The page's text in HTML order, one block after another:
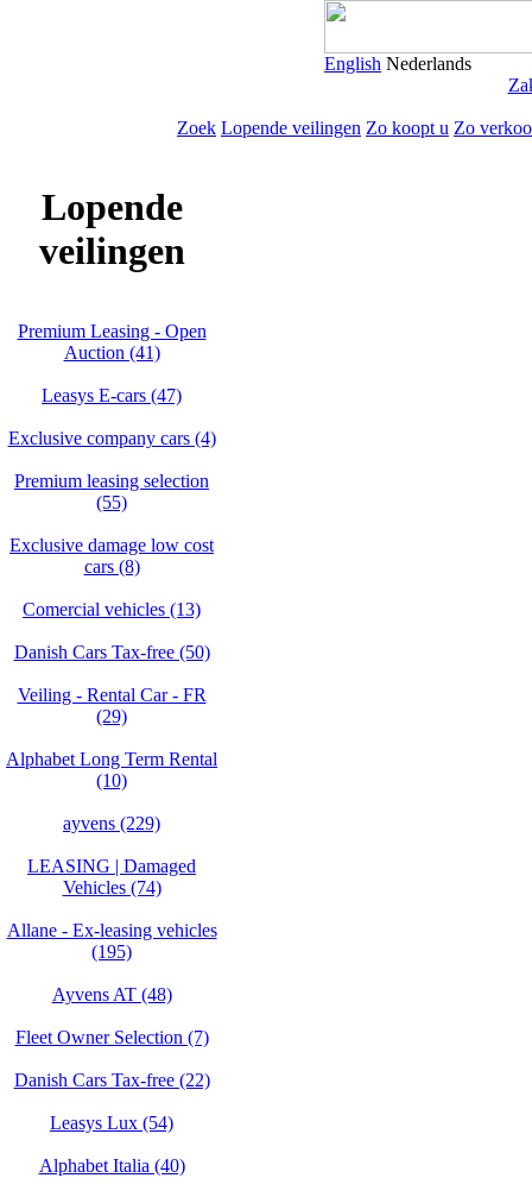
English Nederlands
Zoek Lopende veilingen Zo koopt u Zo
Lopende
veilingen
Premium Leasing - Open
Auction (41)
Leasys E-cars (47)
Exclusive company cars (4)
Premium leasing selection
(55)
Exclusive damage low cost
cars (8)
Comercial vehicles (13)
Danish Cars Tax-free (50)
Veiling - Rental Car - FR
(29)
Alphabet Long Term Rental
(10)
ayvens (229)
LEASING | Damaged
Vehicles (74)
Allane - Ex-leasing vehicles
(195)
Ayvens AT (48)
Fleet Owner Selection (7)
Danish Cars Tax-free (22)
Leasys Lux (54)
Alphabet Italia (40)